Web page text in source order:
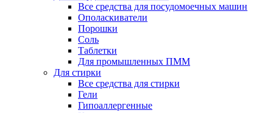
Все средства для посудомоечных машин
Ополаскиватели
Порошки
Соль
Таблетки
Для промышленных ПММ
Для стирки
Все средства для стирки
Гели
Гипоаллергенные